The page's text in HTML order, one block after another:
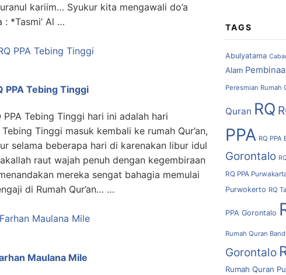
kariim… Syukur kita mengawali do’a
: *Tasmi’ Al …
PPA Tebing Tinggi
Tebing Tinggi hari ini adalah hari
Tinggi masuk kembali ke rumah Qur’an,
selama beberapa hari di karenakan libur idul
raut wajah penuh dengan kegembiraan
mereka sengat bahagia memulai
di Rumah Qur’an… …
Maulana Mile
TAGS
Abulyatama
Alam
Peresmian Rumah
Quran RQ
PPA RQ PPA
Gorontalo
RQ PPA
Purwokerto RQ
PPA Gorontalo
Rumah Quran
Gorontalo
Rumah Quran